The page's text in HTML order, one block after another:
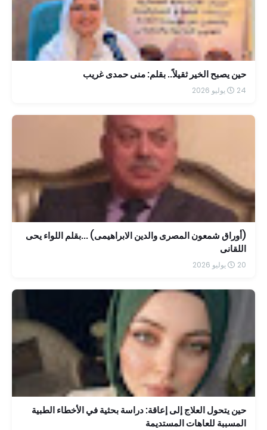
حين يصبح الخير ثقيلاً.. بقلم: منى حمدى غريب
24 يوليو 2026
(أوراق شمعون المصرى والدين الابراهيمى) ...بقلم اللواء يحى
اللقانى
20 يوليو 2026
حين يتحول العلاج إلى إعاقة: دراسة بحثية في الأخطاء الطبية
المسببة للعاهات المستديمة